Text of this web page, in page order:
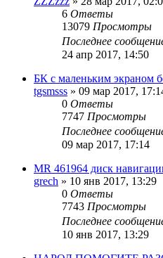
6 Ответы
13079 Просмотры
Последнее
24 апр 2017, 14:50
БК с маленьким экраном
tgsmsss » 09 мар 2017,
0 Ответы
7747 Просмотры
Последнее
09 мар 2017, 17:14
MR 461964 диск
grech » 10 янв 2017, 13:29
0 Ответы
7743 Просмотры
Последнее
10 янв 2017, 13:29